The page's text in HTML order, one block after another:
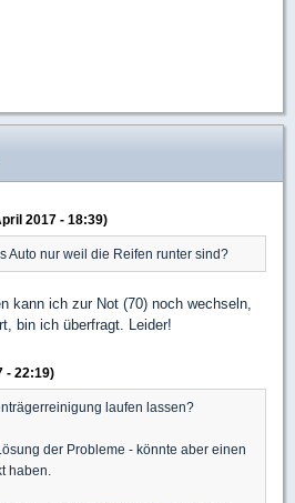
2017 - 18:39)
Auto nur weil die Reifen runter sind?
kann ich zur Not (70) noch wechseln,
bin ich überfragt. Leider!
- 22:19)
laufen lassen?
der Probleme - könnte aber einen
haben.